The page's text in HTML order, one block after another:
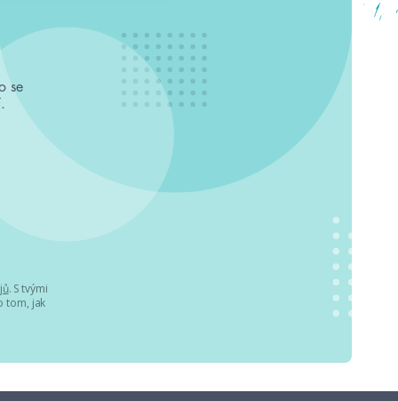
se
. S tvými
tom, jak